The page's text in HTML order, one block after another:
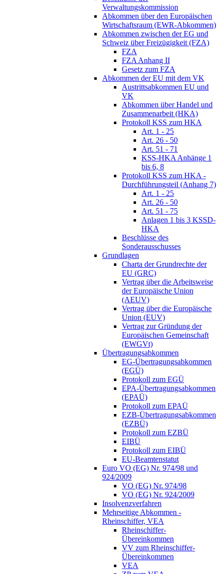
Verwaltungskommission
Abkommen über den Europäischen
Wirtschaftsraum (EWR-Abkommen)
Abkommen zwischen der EG und
Schweiz über Freizügigkeit (FZA)
FZA
FZA Anhang II
Gesetz zum FZA
Abkommen der EU mit dem VK
Austrittsabkommen EU und
VK
Abkommen über Handel und
Zusammenarbeit (HKA)
Protokoll KSS zum HKA
Art. 1 - 25
Art. 26 - 50
Art. 51 - 71
KSS-HKA Anhänge 1
bis 6, 8
Protokoll KSS zum HKA -
Durchführungsteil (Anhang 7)
Art. 1 - 25
Art. 26 - 50
Art. 51 - 75
Anlagen 1 bis 3 KSSD-
HKA
Beschlüsse des
Sonderausschusses
Grundlagen
Charta der Grundrechte der
EU (GRC)
Vertrag über die Arbeitsweise
der Europäische Union
(AEUV)
Vertrag über die Europäische
Union (EUV)
Vertrag zur Gründung der
Europäischen Gemeinschaft
(EWGVt)
Übertragungsabkommen
EG-Übertragungsabkommen
(EGÜ)
Protokoll zum EGÜ
EPA-Übertragungsabkommen
(EPAÜ)
Protokoll zum EPAÜ
EZB-Übertragungsabkommen
(EZBÜ)
Protokoll zum EZBÜ
EIBÜ
Protokoll zum EIBÜ
EU-Beamtenstatut
Euro VO (EG) Nr. 974/98 und
924/2009
VO (EG) Nr. 974/98
VO (EG) Nr. 924/2009
Insolvenzverfahren
Mehrseitige Abkommen -
Rheinschiffer, VEA
Rheinschiffer-
Übereinkommen
VV zum Rheinschiffer-
Übereinkommen
VEA